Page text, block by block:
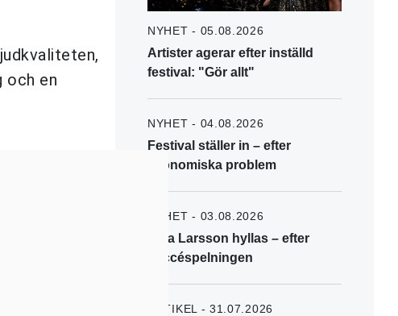
och en
NYHET - 05.08.2026
Artister agerar efter inställd
festival: "Gör allt"
NYHET - 04.08.2026
Festival ställer in – efter
ekonomiska problem
NYHET - 03.08.2026
Zara Larsson hyllas – efter
succéspelningen
ARTIKEL - 31.07.2026